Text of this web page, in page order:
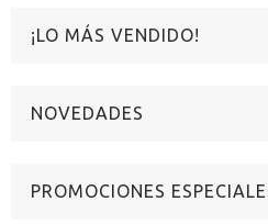
¡LO MÁS VENDIDO!
NOVEDADES
PROMOCIONES